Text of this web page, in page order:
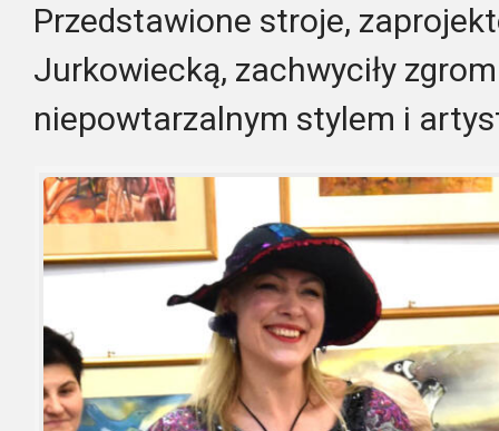
Przedstawione stroje,
Jurkowiecką, zachwyciły
niepowtarzalnym stylem i